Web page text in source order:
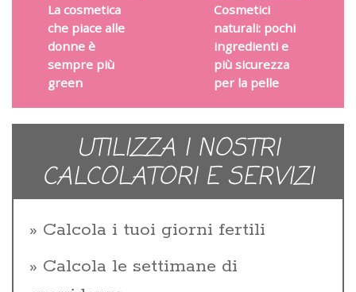
La cosmetica
che piace alle
donne è
sempre più
green
Cosmetici
naturali: pochi
ingredienti e
più sicurezza
per la pelle
UTILIZZA I NOSTRI
CALCOLATORI E SERVIZI
Calcola i tuoi giorni fertili
Calcola le settimane di